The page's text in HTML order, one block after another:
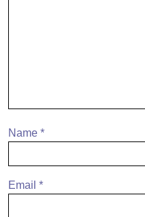
Name *
Email *